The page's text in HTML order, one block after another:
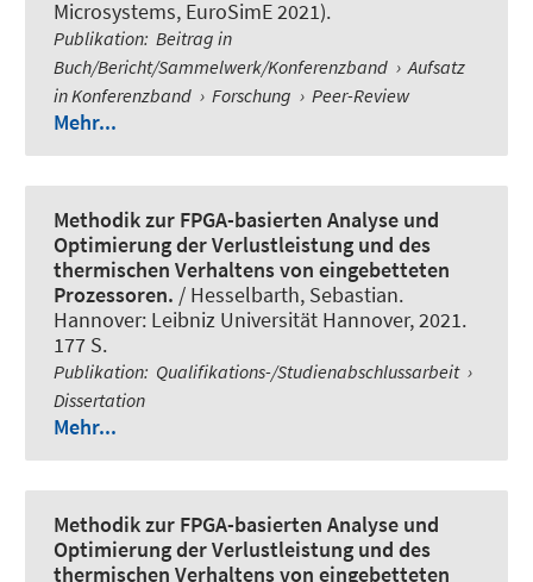
Microsystems, EuroSimE 2021).
Publikation: Beitrag in
Buch/Bericht/Sammelwerk/Konferenzband › Aufsatz
in Konferenzband › Forschung › Peer-Review
Mehr...
Methodik zur FPGA-basierten Analyse und
Optimierung der Verlustleistung und des
thermischen Verhaltens von eingebetteten
Prozessoren. / Hesselbarth, Sebastian.
Hannover: Leibniz Universität Hannover, 2021.
177 S.
Publikation: Qualifikations-/Studienabschlussarbeit ›
Dissertation
Mehr...
Methodik zur FPGA-basierten Analyse und
Optimierung der Verlustleistung und des
thermischen Verhaltens von eingebetteten